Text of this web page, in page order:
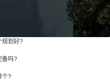
规划好?
备吗?
个?